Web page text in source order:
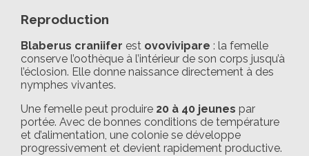
Reproduction
Blaberus craniifer est ovovivipare : la femelle
conserve l’oothèque à l’intérieur de son corps jusqu’à
l’éclosion. Elle donne naissance directement à des
nymphes vivantes.
Une femelle peut produire 20 à 40 jeunes par
portée. Avec de bonnes conditions de température
et d’alimentation, une colonie se développe
progressivement et devient rapidement productive.